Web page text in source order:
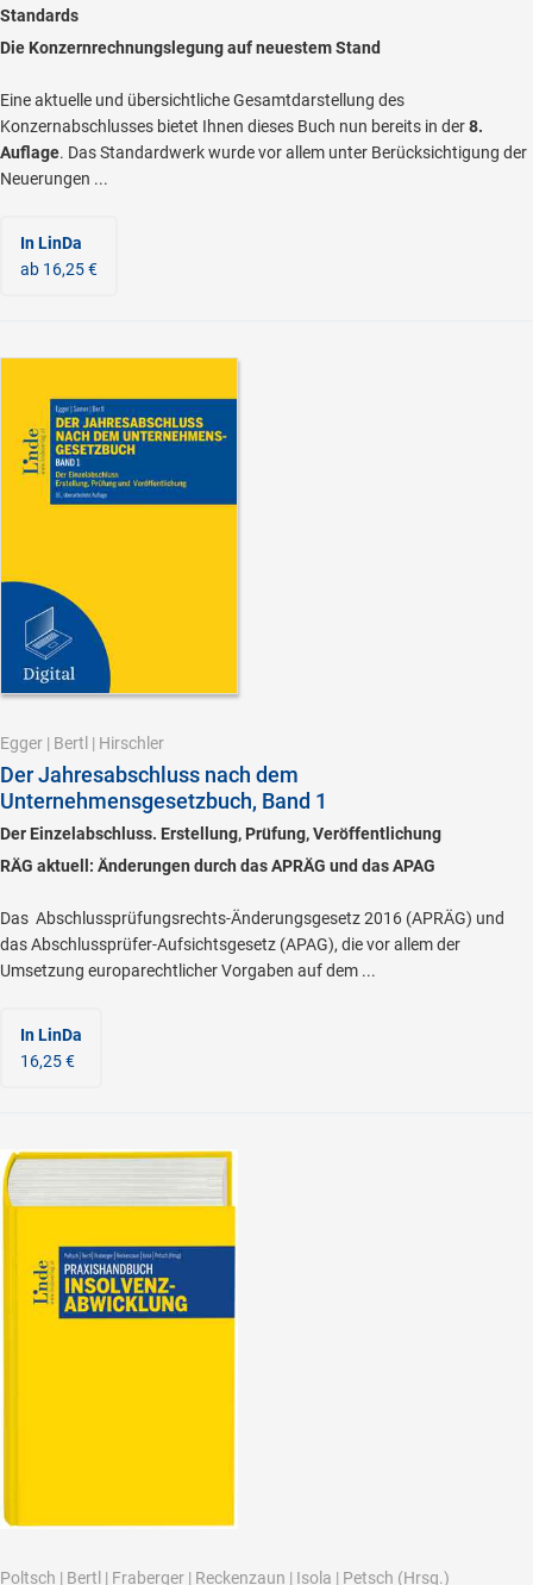
Standards
Die Konzernrechnungslegung auf neuestem Stand
Eine aktuelle und übersichtliche Gesamtdarstellung des
Konzernabschlusses bietet Ihnen dieses Buch nun bereits in der8.
Auflage. Das Standardwerk wurde vor allem unter Berücksichtigung der
Neuerungen ...
In LinDa
ab 16,25 €
Egger | Bertl | Hirschler
Der Jahresabschluss nach dem
Unternehmensgesetzbuch, Band 1
Der Einzelabschluss. Erstellung, Prüfung, Veröffentlichung
RÄG aktuell: Änderungen durch das APRÄG und das APAG
Das Abschlussprüfungsrechts-Änderungsgesetz 2016 (APRÄG) und
das Abschlussprüfer-Aufsichtsgesetz (APAG), die vor allem der
Umsetzung europarechtlicher Vorgaben auf dem ...
In LinDa
16,25 €
Poltsch | Bertl | Fraberger | Reckenzaun | Isola | Petsch (Hrsg.)